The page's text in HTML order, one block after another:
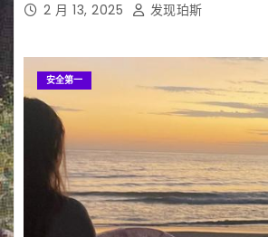
2 月 13, 2025 发现珀斯
安全第一